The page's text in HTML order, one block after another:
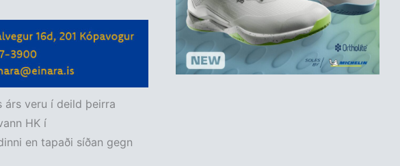
veru í deild þeirra
HK í
en tapaði síðan gegn